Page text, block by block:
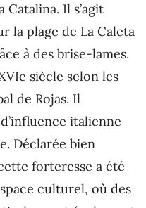
Catalina. Il s’agit
la plage de La Caleta
à des brise-lames.
siècle selon les
de Rojas. Il
italienne
Déclarée bien
forteresse a été
culturel, où des